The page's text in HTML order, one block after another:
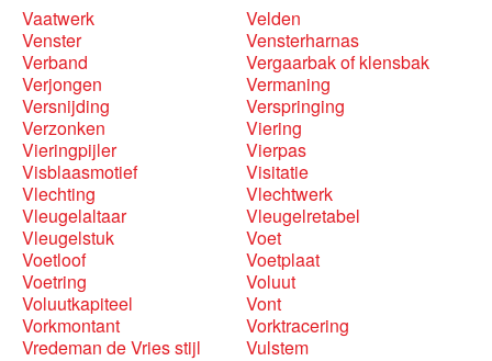
Vaatwerk
Velden
Venster
Vensterharnas
Verband
Vergaarbak of klensbak
Verjongen
Vermaning
Versnijding
Verspringing
Verzonken
Viering
Vieringpijler
Vierpas
Visblaasmotief
Visitatie
Vlechting
Vlechtwerk
Vleugelaltaar
Vleugelretabel
Vleugelstuk
Voet
Voetloof
Voetplaat
Voetring
Voluut
Voluutkapiteel
Vont
Vorkmontant
Vorktracering
Vredeman de Vries stijl
Vulstem